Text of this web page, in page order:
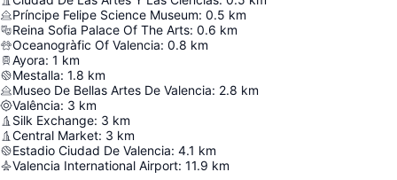
Príncipe Felipe Science Museum: 0.5 km
Reina Sofia Palace Of The Arts: 0.6 km
Oceanogràfic Of Valencia: 0.8 km
Ayora: 1 km
Mestalla: 1.8 km
Museo De Bellas Artes De Valencia: 2.8 km
Valência: 3 km
Silk Exchange: 3 km
Central Market: 3 km
Estadio Ciudad De Valencia: 4.1 km
Valencia International Airport: 11.9 km